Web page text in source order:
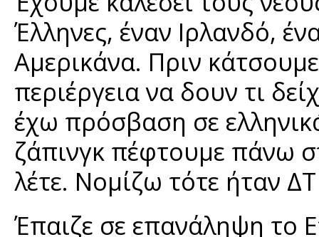
Έλληνες, έναν Ιρλανδό,
Αμερικάνα. Πριν
περιέργεια να δουν τι
έχω πρόσβαση σε
ζάπινγκ πέφτουμε πάνω
λέτε. Νομίζω τότε ήταν
Έπαιζε σε επανάληψη το